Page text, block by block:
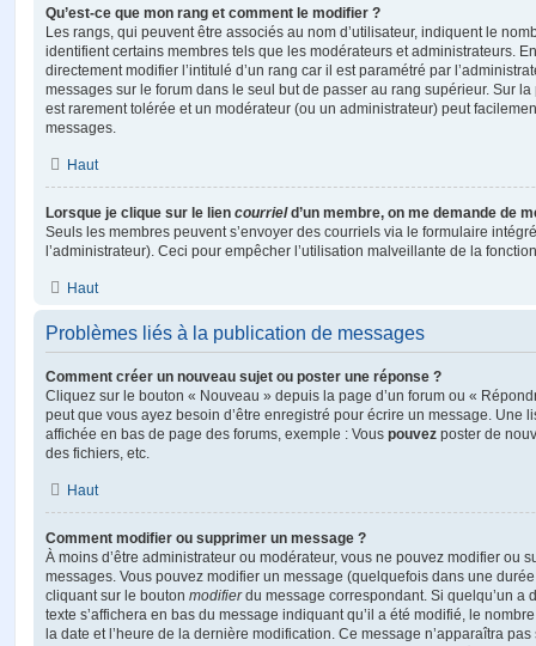
Qu’est-ce que mon rang et comment le modifier ?
Les rangs, qui peuvent être associés au nom d’utilisateur, indiquent le
identifient certains membres tels que les modérateurs et administrateurs.
directement modifier l’intitulé d’un rang car il est paramétré par
messages sur le forum dans le seul but de passer au rang supérieur. Sur
est rarement tolérée et un modérateur (ou un administrateur) peut
messages.
Haut
Lorsque je clique sur le lien courrield’un membre, on me demande de
Seuls les membres peuvent s’envoyer des courriels via le formulaire
l’administrateur). Ceci pour empêcher l’utilisation malveillante de la
Haut
Problèmes liés à la publication de messages
Comment créer un nouveau sujet ou poster une réponse ?
Cliquez sur le bouton « Nouveau » depuis la page d’un forum ou «
peut que vous ayez besoin d’être enregistré pour écrire un message. Une
affichée en bas de page des forums, exemple : Vous pouvez poster de
des fichiers, etc.
Haut
Comment modifier ou supprimer un message ?
À moins d’être administrateur ou modérateur, vous ne pouvez modifier ou
messages. Vous pouvez modifier un message (quelquefois dans une
cliquant sur le bouton modifierdu message correspondant. Si quelqu’un a
texte s’affichera en bas du message indiquant qu’il a été modifié, le
la date et l’heure de la dernière modification. Ce message n’apparaîtra